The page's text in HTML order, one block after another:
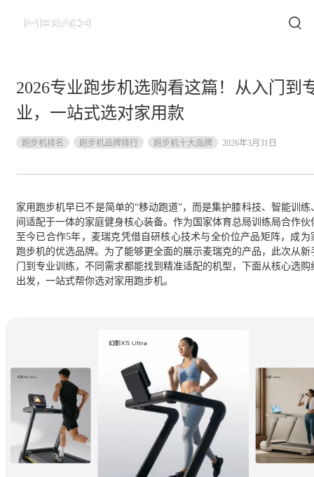
2026专业跑步机选购看这篇！从入门到
业，一站式选对家用款
跑步机排名 跑步机品牌排行 跑步机十大品牌 2026年3月31日
家用跑步机早已不是简单的“移动跑道”，而是集护膝科技、智能训练
间适配于一体的家庭健身核心装备。作为国家体育总局训练局合作伙
至今已合作5年， 麦瑞克凭借自研核心技术与全价位产品矩阵，成为
跑步机的优选品牌。 为了能够更全面的展示麦瑞克的产品，此次从新
门到专业训练，不同需求都能找到精准适配的机型，下面从核心选购
出发，一站式帮你选对家用跑步机。